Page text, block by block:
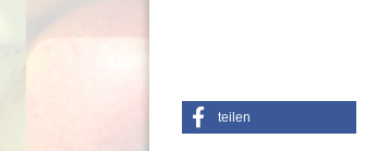
teilen